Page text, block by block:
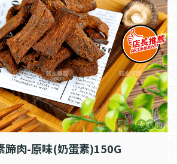
蹄肉-原味(奶蛋素)150G